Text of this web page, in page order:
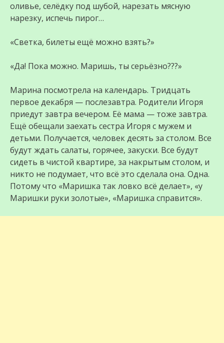
оливье, селёдку под шубой, нарезать мясную
нарезку, испечь пирог…
«Светка, билеты ещё можно взять?»
«Да! Пока можно. Маришь, ты серьёзно???»
Марина посмотрела на календарь. Тридцать
первое декабря — послезавтра. Родители Игоря
приедут завтра вечером. Её мама — тоже завтра.
Ещё обещали заехать сестра Игоря с мужем и
детьми. Получается, человек десять за столом. Все
будут ждать салаты, горячее, закуски. Все будут
сидеть в чистой квартире, за накрытым столом, и
никто не подумает, что всё это сделала она. Одна.
Потому что «Маришка так ловко всё делает», «у
Маришки руки золотые», «Маришка справится».